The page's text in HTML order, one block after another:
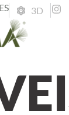
ES 3D